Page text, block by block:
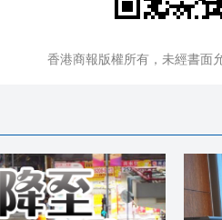
香港商報版權所有，未經書面